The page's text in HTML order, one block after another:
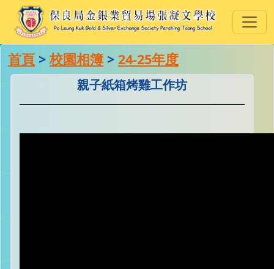
首頁 >校園相簿 > 24-25年度
親子紙箱烤雞工作坊